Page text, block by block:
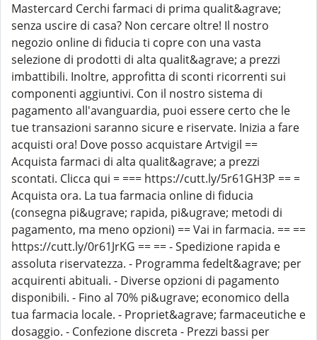
Mastercard Cerchi farmaci di prima qualit&agrave;
senza uscire di casa? Non cercare oltre! Il nostro
negozio online di fiducia ti copre con una vasta
selezione di prodotti di alta qualit&agrave; a prezzi
imbattibili. Inoltre, approfitta di sconti ricorrenti sui
componenti aggiuntivi. Con il nostro sistema di
pagamento all'avanguardia, puoi essere certo che le
tue transazioni saranno sicure e riservate. Inizia a fare
acquisti ora! Dove posso acquistare Artvigil ==
Acquista farmaci di alta qualit&agrave; a prezzi
scontati. Clicca qui = === https://cutt.ly/5r61GH3P == =
Acquista ora. La tua farmacia online di fiducia
(consegna pi&ugrave; rapida, pi&ugrave; metodi di
pagamento, ma meno opzioni) == Vai in farmacia. == ==
https://cutt.ly/0r61JrKG == == - Spedizione rapida e
assoluta riservatezza. - Programma fedelt&agrave; per
acquirenti abituali. - Diverse opzioni di pagamento
disponibili. - Fino al 70% pi&ugrave; economico della
tua farmacia locale. - Propriet&agrave; farmaceutiche e
dosaggio. - Confezione discreta - Prezzi bassi per